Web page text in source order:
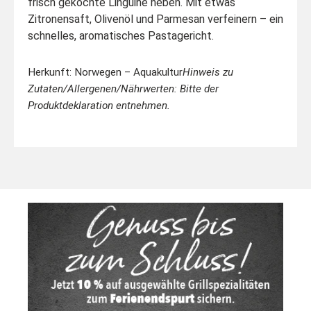
Zitronensaft, Olivenöl und Parmesan verfeinern – ein
schnelles, aromatisches Pastagericht.
Herkunft: Norwegen – AquakulturHinweis zu
Zutaten/Allergenen/Nährwerten: Bitte der
Produktdeklaration entnehmen.